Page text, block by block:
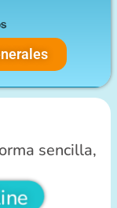
sencilla,